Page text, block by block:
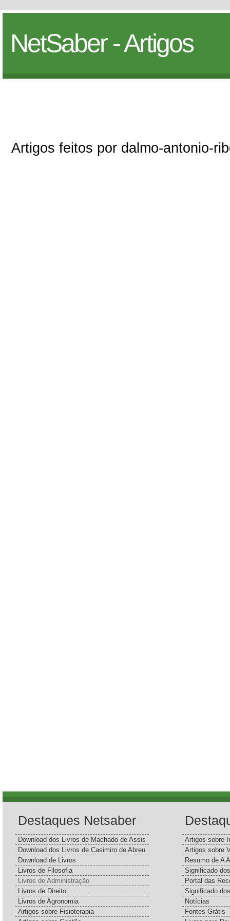
NetSaber - Artigos
Artigos feitos por dalmo-antonio-
Destaques Netsaber
Download dos Livros de Machado de Assis
Download dos Livros de Casimiro de Abreu
Download de Livros
Livros de Filosofia
Livros de Administração
Livros de Direito
Livros de Agronomia
Artigos sobre Fisioterapia
Artigos sobre
Artigos sobre
Resumo de A
Significado
Portal das
Significado
Notícias
Fontes Grátis